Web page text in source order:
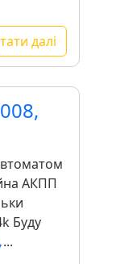
далі
АКПП
Буду